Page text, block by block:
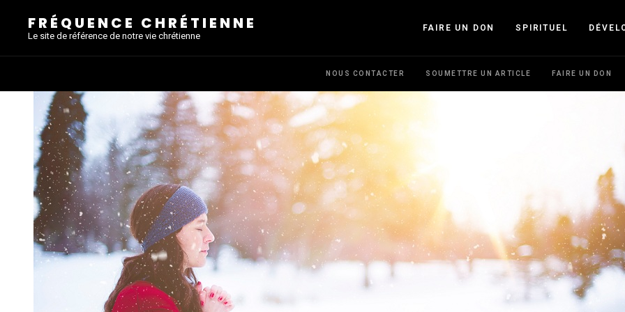
FRÉQUENCE CHRÉTIENNE
Le site de référence de notre vie chrétienne
FAIRE UN DON SPIRITUEL
NOUS CONTACTER SOUMETTRE UN ARTICLE FAIRE UN DON